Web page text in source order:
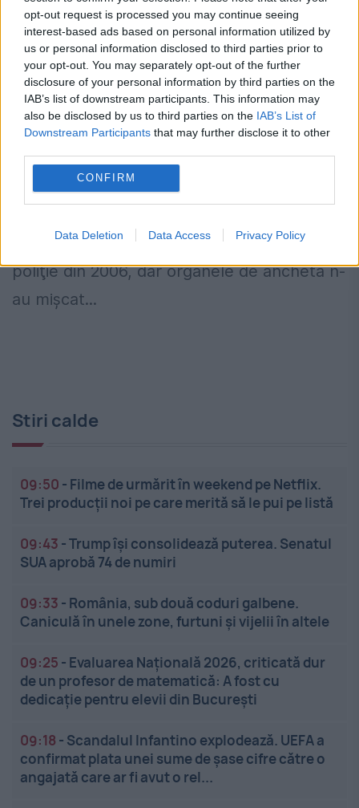
opt-out request is processed you may continue seeing
interest-based ads based on personal information utilized by
us or personal information disclosed to third parties prior to
your opt-out. You may separately opt-out of the further
disclosure of your personal information by third parties on the
IAB’s list of downstream participants. This information may
also be disclosed by us to third parties on the IAB’s List of
Downstream Participants that may further disclose it to other
CONFIRM
Data Deletion Data Access Privacy Policy
Bătaia dintre stelist şi huligan împarte
România în două. Derbedeul, iertat de
poliţie în trecut
1 NOIEMBRIE 2011
Gestul lui Martinovici a împărţit ţara în
şi opozanţi. Derbedeul apare în actele
poliţie din 2006, dar organele de anchetă n-
au mişcat...
Stiri calde
09:50 - Filme de urmărit în weekend pe Netflix.
Trei producții noi pe care merită să le pui pe listă
09:43 -Trump își consolidează puterea. Senatul
SUA aprobă 74 de numiri
09:33 - România, sub două coduri galbene.
Caniculă în unele zone, furtuni și vijelii în altele
09:25 - Evaluarea Națională 2026, criticată dur
de un profesor de matematică: A fost cu
dedicație pentru elevii din București
09:18 - Scandalul Infantino explodează. UEFA a
confirmat plata unei sume de șase cifre către o
angajată care ar fi avut o rel...